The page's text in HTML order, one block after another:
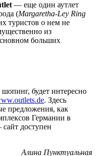
— еще один аутлет
(Margaretha-Ley Ring
туристов о нем не
из
больших
будет интересно
. Здесь
предложения, как
Германии в
доступен
Алина Пунктуальная